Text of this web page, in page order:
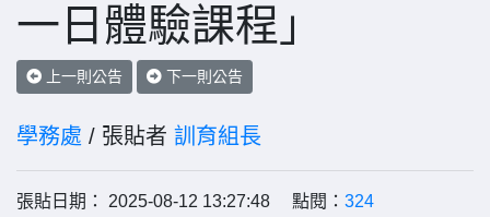
一日體驗課程」
上一則公告 下一則公告
學務處 / 張貼者 訓育組長
張貼日期： 2025-08-12 13:27:48 點閱： 324